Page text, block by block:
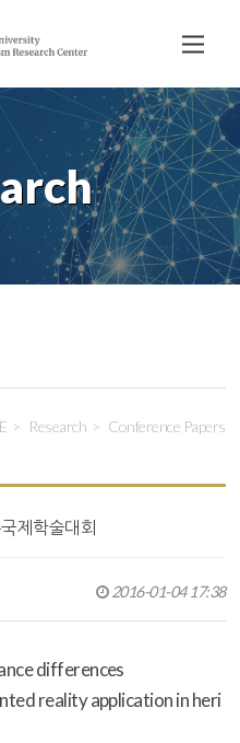
전
체
메
뉴
Research Conference Papers
제학술대회
2016-01-04 17:38
differences
reality application in heri